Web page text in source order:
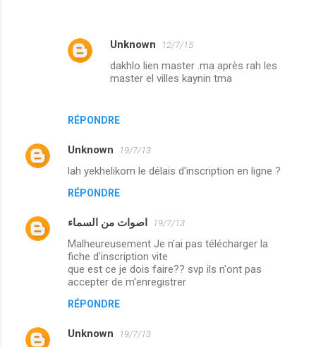
RÉPONDRE
Unknown 12/7/15
dakhlo lien master .ma après rah les
master el villes kaynin tma
Unknown 19/7/13
lah yekhelikom le délais d'inscription en ligne ?
RÉPONDRE
اصوات من السماء 19/7/13
Malheureusement Je n'ai pas télécharger la
fiche d'inscription vite
que est ce je dois faire?? svp ils n'ont pas
accepter de m'enregistrer
RÉPONDRE
Unknown 19/7/13